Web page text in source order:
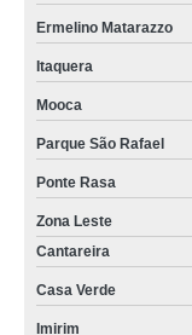
Ermelino Matarazzo
Itaquera
Mooca
Parque São Rafael
Ponte Rasa
Zona Leste
Cantareira
Casa Verde
Imirim